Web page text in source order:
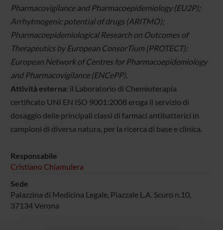
Pharmacovigilance and Pharmacoepidemiology (EU2P);
Arrhytmogenic potential of drugs (ARITMO);
Pharmacoepidemiological Research on Outcomes of
Therapeutics by European ConsorTium (PROTECT);
European Network of Centres for Pharmacoepidemiology
and Pharmacovigilance (ENCePP).
Attività esterna: il Laboratorio di Chemioterapia
certificato UNI EN ISO 9001:2008 eroga il servizio di
dosaggio delle principali classi di farmaci antibatterici in
campioni di diversa natura, per la ricerca di base e clinica.
Responsabile
Cristiano Chiamulera
Sede
Palazzina di Medicina Legale, Piazzale L.A. Scuro n.10,
37134 Verona